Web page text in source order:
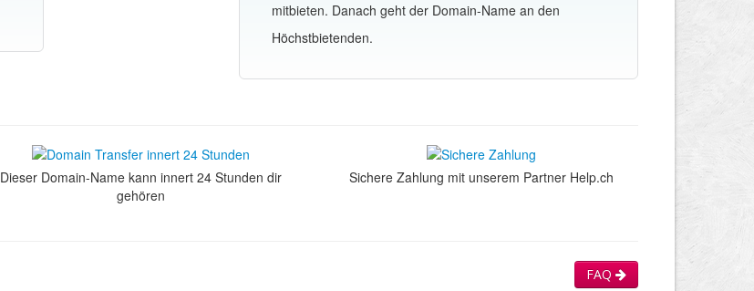
mitbieten. Danach geht der Domain-Name an den
Höchstbietenden.
Dieser Domain-Name kann innert 24 Stunden dir
gehören
Sichere Zahlung mit unserem Partner Help.ch
FAQ